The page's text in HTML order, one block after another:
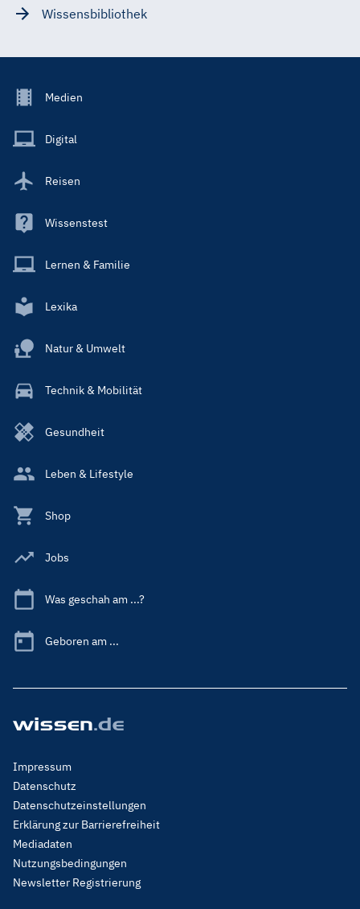
Wissensbibliothek
Footer
Main
Medien
Digital
Reisen
Wissenstest
Lernen & Familie
Lexika
Natur & Umwelt
Technik & Mobilität
Gesundheit
Leben & Lifestyle
Shop
Jobs
Was geschah am ...?
Geboren am ...
Footer
Menu
Legal
Impressum
Datenschutz
Datenschutzeinstellungen
Erklärung zur Barrierefreiheit
Mediadaten
Nutzungsbedingungen
Newsletter Registrierung